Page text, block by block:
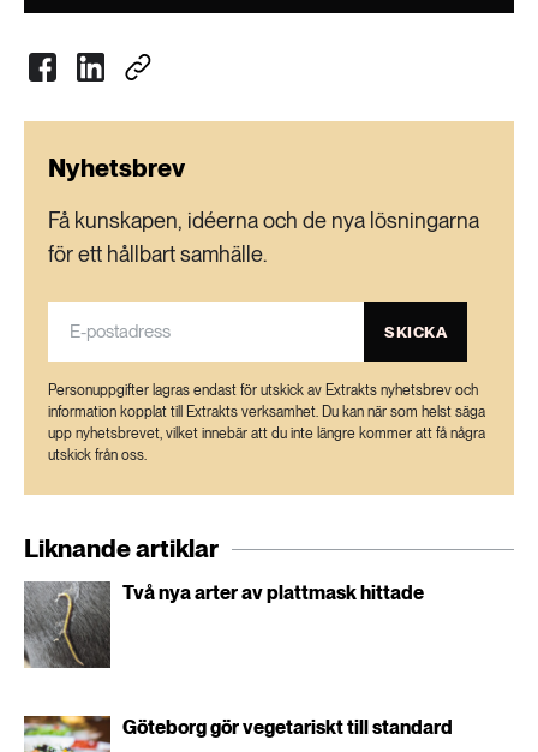
Nyhetsbrev
Få kunskapen, idéerna och de nya lösningarna
för ett hållbart samhälle.
SKICKA
Personuppgifter lagras endast för utskick av Extrakts nyhetsbrev och
information kopplat till Extrakts verksamhet. Du kan när som helst säga
upp nyhetsbrevet, vilket innebär att du inte längre kommer att få några
utskick från oss.
Liknande artiklar
Två nya arter av plattmask hittade
Göteborg gör vegetariskt till standard